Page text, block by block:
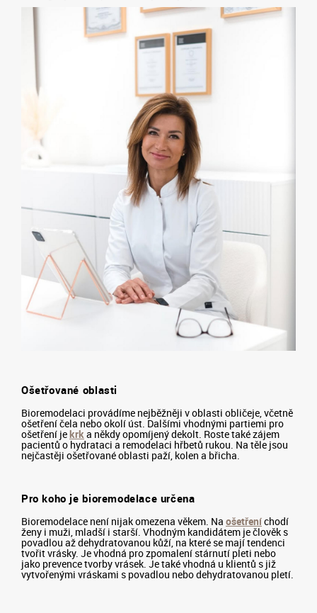
Ošetřované oblasti
Bioremodelaci provádíme nejběžněji v oblasti obličeje, včetně
ošetření čela nebo okolí úst. Dalšími vhodnými partiemi pro
ošetření jekrka někdy opomíjený dekolt. Roste také zájem
pacientů o hydrataci a remodelaci hřbetů rukou. Na těle jsou
nejčastěji ošetřované oblasti paží, kolen a břicha.
Pro koho je bioremodelace určena
Bioremodelace není nijak omezena věkem. Na ošetřeníchodí
ženy i muži, mladší i starší. Vhodným kandidátem je člověk s
povadlou až dehydratovanou kůží, na které se mají tendenci
tvořit vrásky. Je vhodná pro zpomalení stárnutí pleti nebo
jako prevence tvorby vrásek. Je také vhodná u klientů s již
vytvořenými vráskami s povadlou nebo dehydratovanou pletí.